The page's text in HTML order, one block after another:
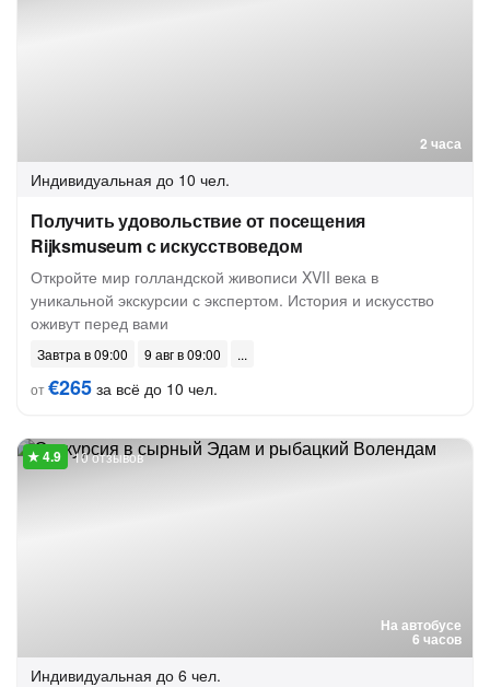
2 часа
Индивидуальная до 10 чел.
Получить удовольствие от посещения
Rijksmuseum с искусствоведом
Откройте мир голландской живописи XVII века в
уникальной экскурсии с экспертом. История и искусство
оживут перед вами
Завтра в 09:00
9 авг в 09:00
от€265 за всё до 10 чел.
На автобусе
6 часов
10 отзывов
Индивидуальная до 6 чел.